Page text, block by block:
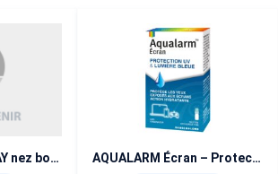
ACTIFED AIR SPRAY nez bouché, rhinite-rhume AQUALARM Écran – Protection Lumière Bleue et UV Collyre 10ml